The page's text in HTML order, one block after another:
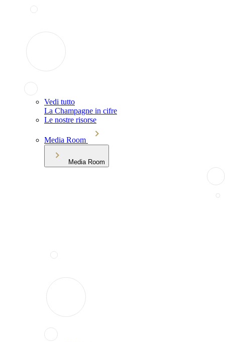
Vedi tutto
La Champagne in cifre
Le nostre risorse
Media Room
Media Room